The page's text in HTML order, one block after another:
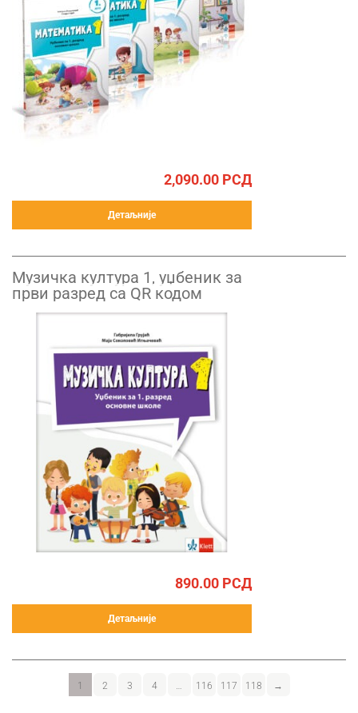
2,090.00 РСД
Детаљније
Музичка култура 1, уџбеник за
први разред са QR кодом
890.00 РСД
Детаљније
1 2 3 4 116 117 118 →